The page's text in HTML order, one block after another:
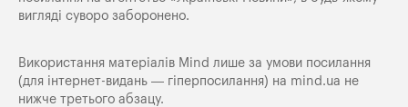
вигляді суворо заборонено.
Використання матеріалів Mind лише за умови посилання
(для інтернет-видань — гіперпосилання) на mind.ua не
нижче третього абзацу.